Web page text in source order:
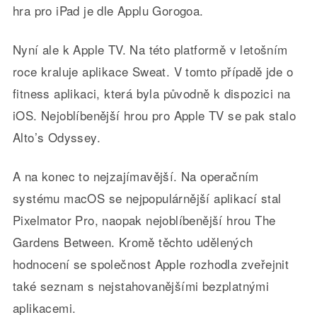
hra pro iPad je dle Applu Gorogoa.
Nyní ale k Apple TV. Na této platformě v letošním
roce kraluje aplikace Sweat. V tomto případě jde o
fitness aplikaci, která byla původně k dispozici na
iOS. Nejoblíbenější hrou pro Apple TV se pak stalo
Alto’s Odyssey.
A na konec to nejzajímavější. Na operačním
systému macOS se nejpopulárnější aplikací stal
Pixelmator Pro, naopak nejoblíbenější hrou The
Gardens Between. Kromě těchto udělených
hodnocení se společnost Apple rozhodla zveřejnit
také seznam s nejstahovanějšími bezplatnými
aplikacemi.